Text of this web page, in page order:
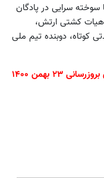
سرایی در پادگان
کشتی ارتش،
کوتاه، دوبنده تیم ملی
۲۳ بهمن ۱۴۰۰